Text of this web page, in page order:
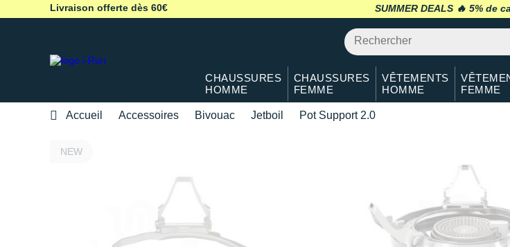
Livraison offerte dès 60€ SUMMER DEALS 🔥
retour
CHAUSSURES
HOMME
CHAUSSURES
FEMME
VÊTEMENTS
HOMME
FEMME
Accueil Accessoires Bivouac Jetboil Pot Support 2.0
NEW